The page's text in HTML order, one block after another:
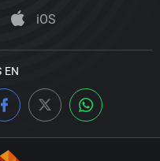
iOS
EN